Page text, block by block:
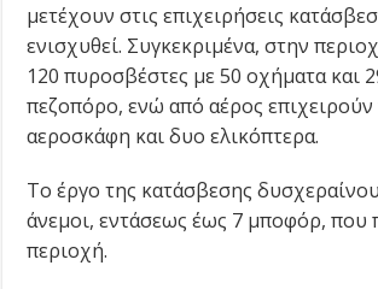
μετέχουν στις επιχειρήσεις
ενισχυθεί. Συγκεκριμένα, στην
120 πυροσβέστες με 50 οχήματα και
πεζοπόρο, ενώ από αέρος
αεροσκάφη και δυο ελικόπτερα.
Το έργο της κατάσβεσης
άνεμοι, εντάσεως έως 7 μποφόρ, που
περιοχή.